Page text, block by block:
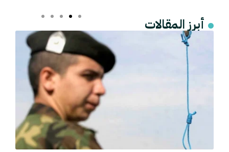
أبرز المقالات